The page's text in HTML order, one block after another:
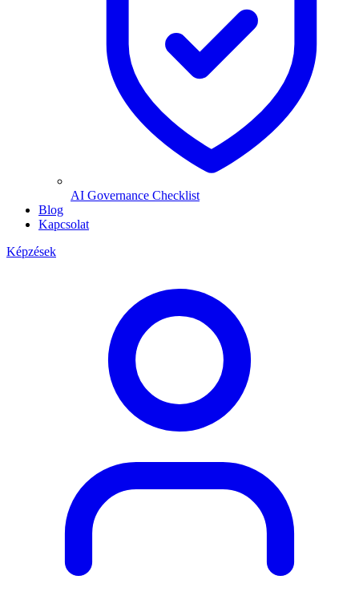
AI Governance Checklist
Blog
Kapcsolat
Képzések